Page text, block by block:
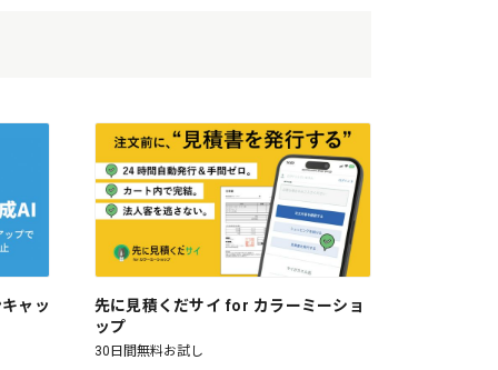
ャッ
先に見積くだサイ for カラーミーショ
ップ
30日間無料お試し